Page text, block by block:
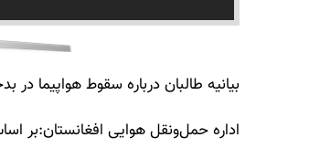
بیانیه طالبان درباره سقوط هواپیما در